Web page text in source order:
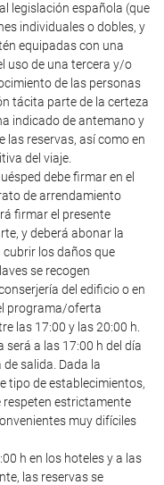
legislación española (que
individuales o dobles, y
equipadas con una
uso de una tercera y/o
de las personas
tácita parte de la certeza
indicado de antemano y
las reservas, así como en
del viaje.
debe firmar en el
de arrendamiento
firmar el presente
y deberá abonar la
los daños que
se recogen
del edificio o en
programa/oferta
las 17:00 y las 20:00 h.
a las 17:00 h del día
salida. Dada la
tipo de establecimientos,
respeten estrictamente
muy difíciles
h en los hoteles y a las
las reservas se